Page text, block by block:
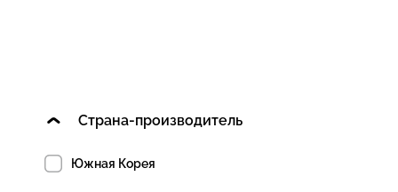
Страна-производитель
Южная Корея